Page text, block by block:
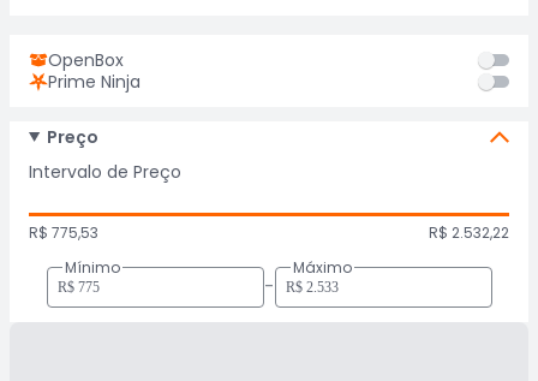
OpenBox
Prime Ninja
Preço
Intervalo de Preço
R$ 775,53
R$ 2.532,22
Mínimo
-
Máximo